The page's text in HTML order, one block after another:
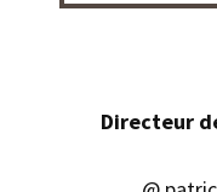
Directeur